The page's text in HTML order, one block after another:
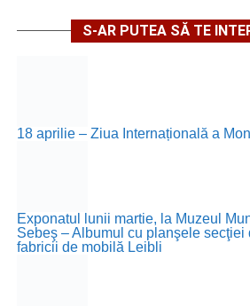
S-AR PUTEA SĂ TE
18 aprilie – Ziua Internațională a
Exponatul lunii martie, la Muzeul
Sebeş – Albumul cu planşele secţiei
fabricii de mobilă Leibli